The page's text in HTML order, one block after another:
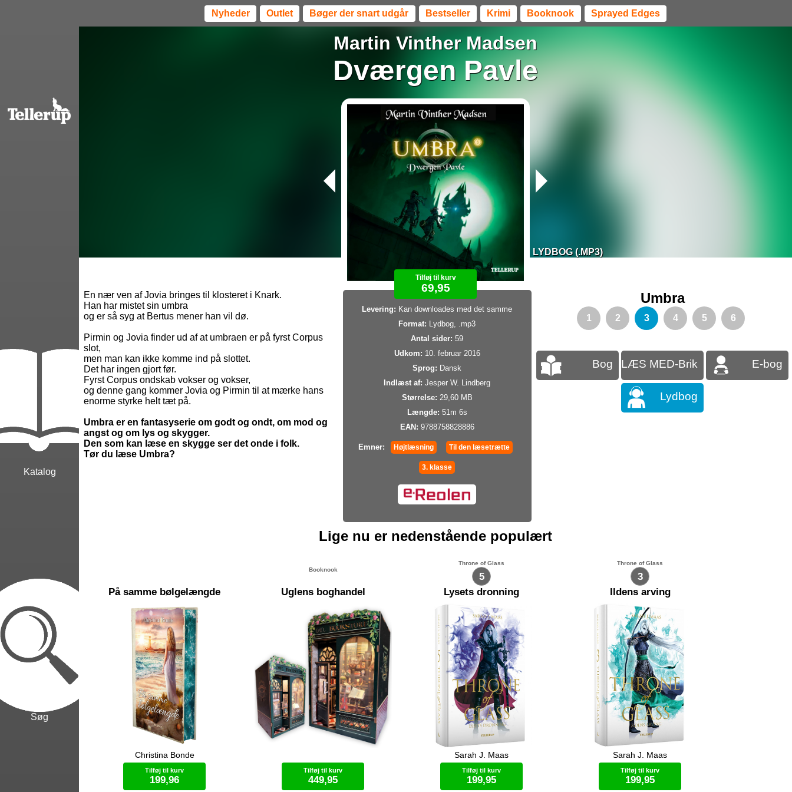
Nyheder Outlet Bøger der snart udgår Bestseller Krimi Booknook Sprayed Edges
Katalog
Søg
Martin Vinther Madsen
Dværgen Pavle
LYDBOG (.MP3)
Tilføj til kurv
69,95
Levering: Kan downloades med det samme
Format: Lydbog, .mp3
Antal sider: 59
Udkom: 10. februar 2016
Sprog: Dansk
Indlæst af: Jesper W. Lindberg
Størrelse: 29,60 MB
Længde: 51m 6s
EAN: 9788758828886
Emner: Højtlæsning Til den læsetrætte
3. klasse
En nær ven af Jovia bringes til klosteret i Knark.
Han har mistet sin umbra
og er så syg at Bertus mener han vil dø.
Pirmin og Jovia finder ud af at umbraen er på fyrst Corpus
slot,
men man kan ikke komme ind på slottet.
Det har ingen gjort før.
Fyrst Corpus ondskab vokser og vokser,
og denne gang kommer Jovia og Pirmin til at mærke hans
enorme styrke helt tæt på.
Umbra er en fantasyserie om godt og ondt, om mod og
angst og om lys og skygger.
Den som kan læse en skygge ser det onde i folk.
Tør du læse Umbra?
Umbra
1 2 3 4 5 6
Bog LÆS MED-Brik E-bog
Lydbog
Lige nu er nedenstående populært
På samme bølgelængde
”Når to bølger med samme
bølgelængde mødes, kan de enten
forstærke eller svække hinanden,
afhængigt af den fase de er i.” ”Så
Christina Bonde
Tilføj til kurv
199,96
Booknook
Uglens boghandel
Booknook! En Booknook er et mini-
landskab eller miniature-rum du selv
samler. Gør dig klar til hyggelig
Tilføj til kurv
449,95
5
Throne of Glass
Lysets dronning
Aelin arbejder på en plan om at sætte
magien fri i Adarlan igen. Samtidig
skal hun finde penge til en hær, og
hvor finder man dem? Chaol har ikke
Sarah J. Maas
Tilføj til kurv
199,95
3
Throne of Glass
Ildens arving
Celaena er ankommet til Wendlyn
hvor hun møder krigeren, Rowan.
Sammen med ham skal hun træne
sine evner hvis hun vil gøre sig håb
Sarah J. Maas
Tilføj til kurv
199,95